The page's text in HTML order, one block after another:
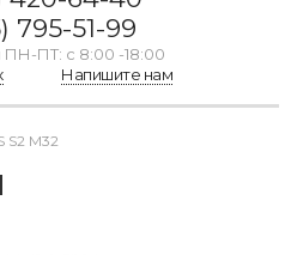
795-51-99
ПТ: с 8:00 -18:00
Напишите нам
S2 M32